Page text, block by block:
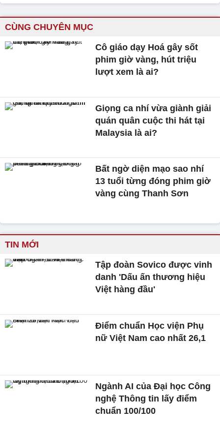
CÙNG CHUYÊN MỤC
Cô giáo dạy Hoá gây sốt
phim giờ vàng, hút triệu
lượt xem là ai?
Giọng ca nhí vừa giành giải
quán quân cuộc thi hát tại
Malaysia là ai?
Bất ngờ diện mạo sao nhí
13 tuổi từng đóng phim giờ
vàng cùng Thanh Sơn
TIN MỚI
Tập đoàn Sovico được vinh
danh 'Dấu ấn thương hiệu
Việt hàng đầu'
Điểm chuẩn Học viện Phụ
nữ Việt Nam cao nhất 26,1
Ngành AI của Đại học Công
nghệ Thông tin lấy điểm
chuẩn 100/100